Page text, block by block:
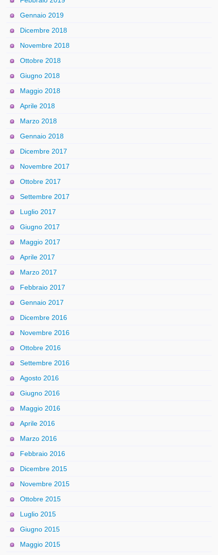
Gennaio 2019
Dicembre 2018
Novembre 2018
Ottobre 2018
Giugno 2018
Maggio 2018
Aprile 2018
Marzo 2018
Gennaio 2018
Dicembre 2017
Novembre 2017
Ottobre 2017
Settembre 2017
Luglio 2017
Giugno 2017
Maggio 2017
Aprile 2017
Marzo 2017
Febbraio 2017
Gennaio 2017
Dicembre 2016
Novembre 2016
Ottobre 2016
Settembre 2016
Agosto 2016
Giugno 2016
Maggio 2016
Aprile 2016
Marzo 2016
Febbraio 2016
Dicembre 2015
Novembre 2015
Ottobre 2015
Luglio 2015
Giugno 2015
Maggio 2015